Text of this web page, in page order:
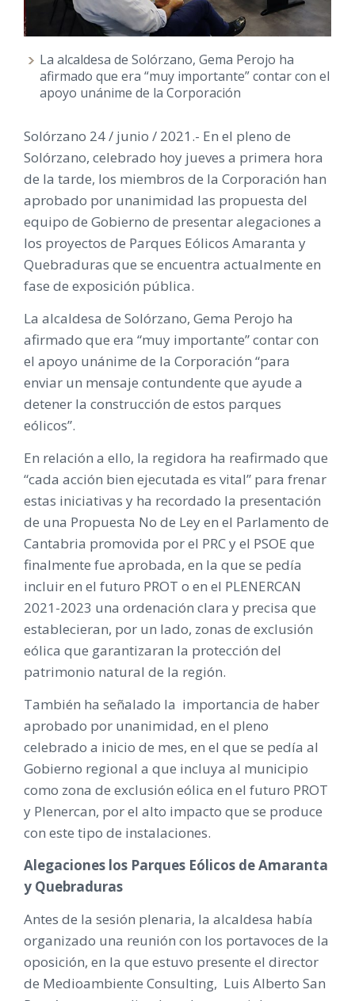
La alcaldesa de Solórzano, Gema Perojo ha
afirmado que era “muy importante” contar con el
apoyo unánime de la Corporación
Solórzano 24 / junio / 2021.- En el pleno de
Solórzano, celebrado hoy jueves a primera hora
de la tarde, los miembros de la Corporación han
aprobado por unanimidad las propuesta del
equipo de Gobierno de presentar alegaciones a
los proyectos de Parques Eólicos Amaranta y
Quebraduras que se encuentra actualmente en
fase de exposición pública.
La alcaldesa de Solórzano, Gema Perojo ha
afirmado que era “muy importante” contar con
el apoyo unánime de la Corporación “para
enviar un mensaje contundente que ayude a
detener la construcción de estos parques
eólicos”.
En relación a ello, la regidora ha reafirmado que
“cada acción bien ejecutada es vital” para frenar
estas iniciativas y ha recordado la presentación
de una Propuesta No de Ley en el Parlamento de
Cantabria promovida por el PRC y el PSOE que
finalmente fue aprobada, en la que se pedía
incluir en el futuro PROT o en el PLENERCAN
2021-2023 una ordenación clara y precisa que
establecieran, por un lado, zonas de exclusión
eólica que garantizaran la protección del
patrimonio natural de la región.
También ha señalado la importancia de haber
aprobado por unanimidad, en el pleno
celebrado a inicio de mes, en el que se pedía al
Gobierno regional a que incluya al municipio
como zona de exclusión eólica en el futuro PROT
y Plenercan, por el alto impacto que se produce
con este tipo de instalaciones.
Alegaciones los Parques Eólicos de Amaranta
y Quebraduras
Antes de la sesión plenaria, la alcaldesa había
organizado una reunión con los portavoces de la
oposición, en la que estuvo presente el director
de Medioambiente Consulting, Luis Alberto San